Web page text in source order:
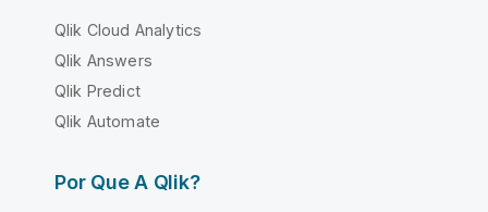
Qlik Cloud Analytics
Qlik Answers
Qlik Predict
Qlik Automate
Por Que A Qlik?